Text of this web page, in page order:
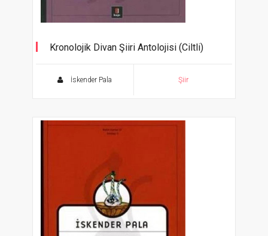
Kronolojik Divan Şiiri Antolojisi (Ciltli)
İskender Pala Şiir